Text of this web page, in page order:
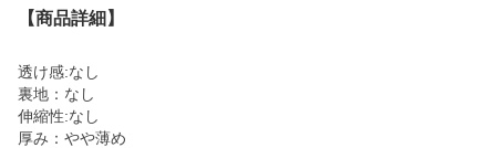
【商品詳細】
透け感:なし
裏地：なし
伸縮性:なし
厚み：やや薄め